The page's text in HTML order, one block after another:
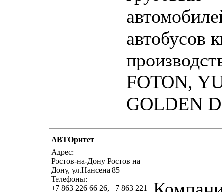
автобусов
FOTON,
GOLDEN
АВТОритет
Адрес:
Ростов-на-Дону Ростов на
Дону, ул.Нансена 85
Телефоны:
+7 863 226 66 26, +7 863 221